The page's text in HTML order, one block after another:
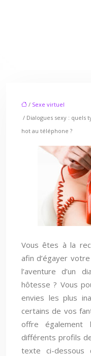
/ Sexe virtuel
/ Dialogues sexy : quels
hot au téléphone ?
Vous êtes à la
afin d’égayer
l’aventure d’un
hôtesse ? Vous
envies les plus
certains de vos
offre également
différents profils
texte ci-dessous